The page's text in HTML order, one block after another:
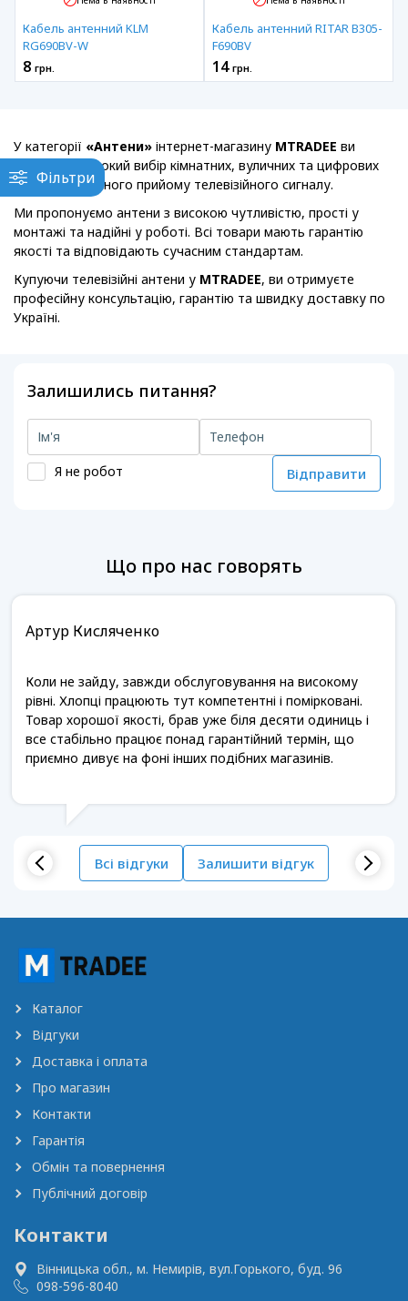
Кабель антенний KLM
RG690BV-W
8 грн.
Кабель антенний RITAR B305-
F690BV
14 грн.
Фільтри
У категорії «Антени» інтернет-магазину MTRADEE ви
знайдете широкий вибір кімнатних, вуличних та цифрових
антен для якісного прийому телевізійного сигналу.
Ми пропонуємо антени з високою чутливістю, прості у
монтажі та надійні у роботі. Всі товари мають гарантію
якості та відповідають сучасним стандартам.
Купуючи телевізійні антени у MTRADEE, ви отримуєте
професійну консультацію, гарантію та швидку доставку по
Україні.
Залишились питання?
Я не робот Відправити
Що про нас говорять
Артур Кисляченко
Коли не зайду, завжди обслуговування на високому
рівні. Хлопці працюють тут компетентні і помірковані.
Товар хорошої якості, брав уже біля десяти одиниць і
все стабільно працює понад гарантійний термін, що
приємно дивує на фоні інших подібних магазинів.
Всі відгуки Залишити відгук
Каталог
Відгуки
Доставка і оплата
Про магазин
Контакти
Гарантія
Обмін та повернення
Публічний договір
Контакти
Вінницька обл., м. Немирів, вул.Горького, буд. 96
098-596-8040